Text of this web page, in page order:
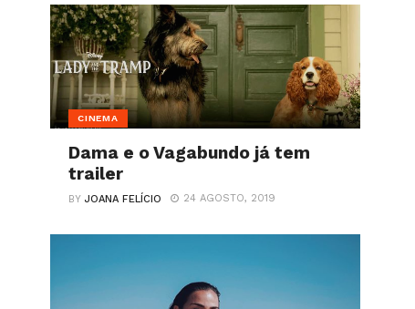
CINEMA
Dama e o Vagabundo já tem
trailer
BYJOANA FELÍCIO 24 AGOSTO, 2019